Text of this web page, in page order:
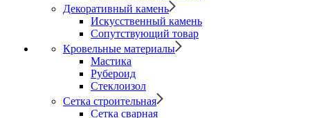
Декоративный камень
Искусственный камень
Сопутствующий товар
Кровельные материалы
Мастика
Рубероид
Стеклоизол
Сетка строительная
Сетка сварная